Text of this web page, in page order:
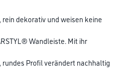
dekorativ und weisen keine
Wandleiste. Mit ihr
Profil verändert nachhaltig